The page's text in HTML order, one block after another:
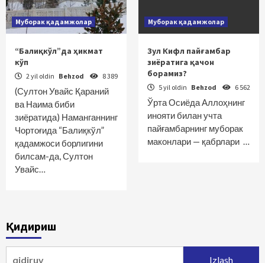
Муборак қадамжолар
“Балиқкўл”да ҳикмат
кўп
2 yil oldin Behzod 8 389
(Султон Увайс Қараний
ва Наима биби
зиёратида) Наманганнинг
Чортоғида “Балиқкўл”
қадамжоси борлигини
билсам-да, Султон
Увайс…
Муборак қадамжолар
Зул Кифл пайғамбар
зиёратига қачон
борамиз?
5 yil oldin Behzod 6 562
Ўрта Осиёда Аллоҳнинг
инояти билан учта
пайғамбарнинг муборак
маконлари — қабрлари …
Қидириш